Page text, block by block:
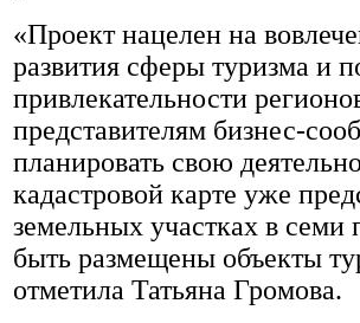
«Проект нацелен на
развития сферы туризма и
привлекательности
представителям бизнес-
планировать свою
кадастровой карте уже
земельных участках в семи
быть размещены объекты
отметила Татьяна Громова.